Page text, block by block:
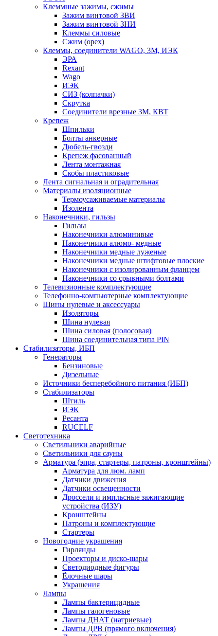
Клеммные зажимы, сжимы
Зажим винтовой ЗВИ
Зажим винтовой ЗНИ
Клеммы силовые
Сжим (орех)
Клеммы, соединители WAGO, 3M, ИЭК
ЭРА
Rexant
Wago
ИЭК
СИЗ (колпачки)
Скрутка
Соединители врезные 3M, КВТ
Крепеж
Шпильки
Болты анкерные
Дюбель-гвозди
Крепеж фасованный
Лента монтажная
Скобы пластиковые
Лента сигнальная и оградительная
Материалы изоляционные
Термоусаживаемые матeриалы
Изолента
Наконечники, гильзы
Гильзы
Наконечники алюминивые
Наконечники алюмо- медные
Наконечники медные луженые
Наконечники медные штифтовые плоские
Наконечники с изолированным фланцем
Наконечники со срывными болтами
Телевизионные комплектующие
Телефонно-компьютерные комплектующие
Шины нулевые и аксессуары
Изоляторы
Шина нулевая
Шина силовая (полосовая)
Шина соединительная типа PIN
Стабилизаторы, ИБП
Генераторы
Бензиновые
Дизельные
Источники бесперебойного питания (ИБП)
Стабилизаторы
Штиль
ИЭК
Ресанта
RUCELF
Светотехника
Светильники аварийные
Светильники для сауны
Арматура (эпра, стартеры, патроны, кронштейны)
Арматура для люм. ламп
Датчики движения
Датчики освещенности
Дроссели и импльсные зажигающие
устройства (ИЗУ)
Кронштейны
Патроны и комплектующие
Стартеры
Новогодние украшения
Гирлянды
Проекторы и диско-шары
Светодиодные фигуры
Ёлочные шары
Украшения
Лампы
Лампы бактерицидные
Лампы галогеновые
Лампы ДНАТ (натриевые)
Лампы ДРВ (прямого включения)